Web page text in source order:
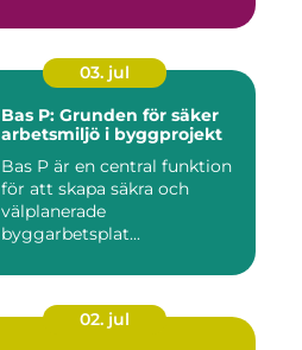
03. jul
Bas P: Grunden för säker
arbetsmiljö i byggprojekt
Bas P är en central funktion
för att skapa säkra och
välplanerade
byggarbetsplat...
02. jul